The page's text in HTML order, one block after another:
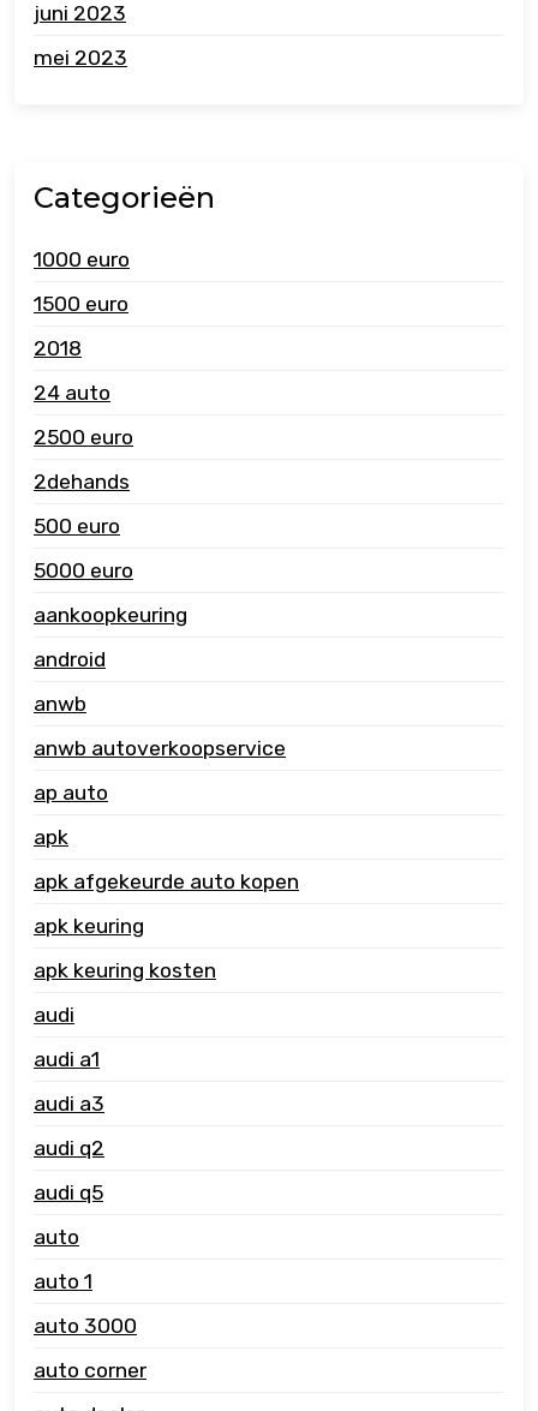
juni 2023
mei 2023
Categorieën
1000 euro
1500 euro
2018
24 auto
2500 euro
2dehands
500 euro
5000 euro
aankoopkeuring
android
anwb
anwb autoverkoopservice
ap auto
apk
apk afgekeurde auto kopen
apk keuring
apk keuring kosten
audi
audi a1
audi a3
audi q2
audi q5
auto
auto 1
auto 3000
auto corner